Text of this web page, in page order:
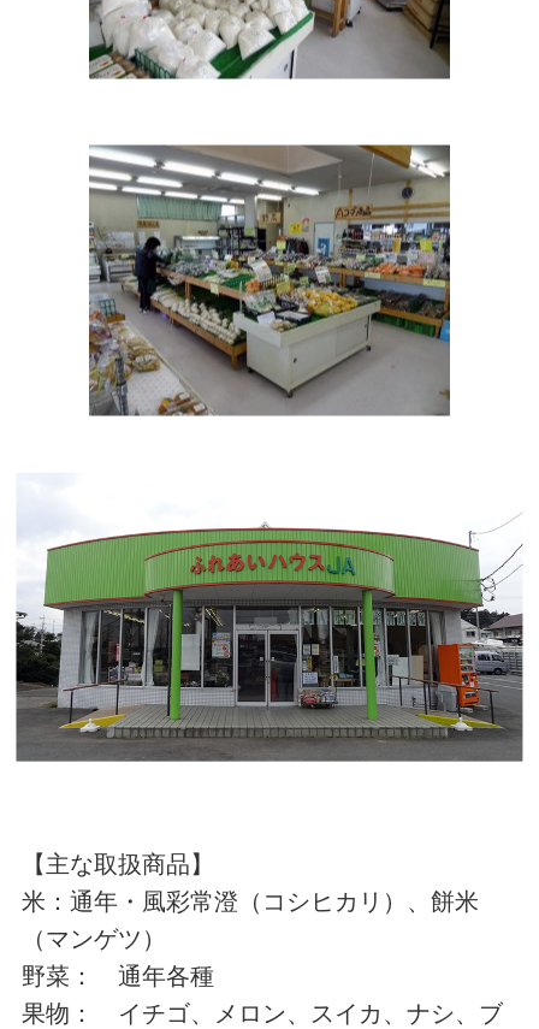
【主な取扱商品】
米：通年・風彩常澄（コシヒカリ）、餅米
（マンゲツ）
野菜： 通年各種
果物： イチゴ、メロン、スイカ、ナシ、ブ